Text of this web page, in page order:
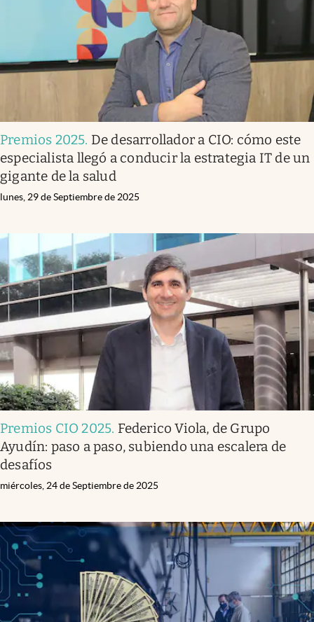
Premios 2025. De desarrollador a CIO: cómo este
especialista llegó a conducir la estrategia IT de un
gigante de la salud
lunes, 29 de Septiembre de 2025
Premios CIO 2025. Federico Viola, de Grupo
Ayudín: paso a paso, subiendo una escalera de
desafíos
miércoles, 24 de Septiembre de 2025